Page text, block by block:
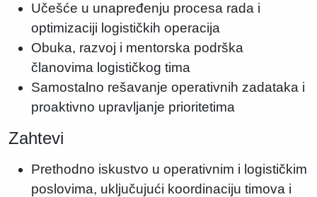
Učešće u unapređenju procesa rada i
optimizaciji logističkih operacija
Obuka, razvoj i mentorska podrška
članovima logističkog tima
Samostalno rešavanje operativnih zadataka i
proaktivno upravljanje prioritetima
Zahtevi
Prethodno iskustvo u operativnim i logističkim
poslovima, uključujući koordinaciju timova i